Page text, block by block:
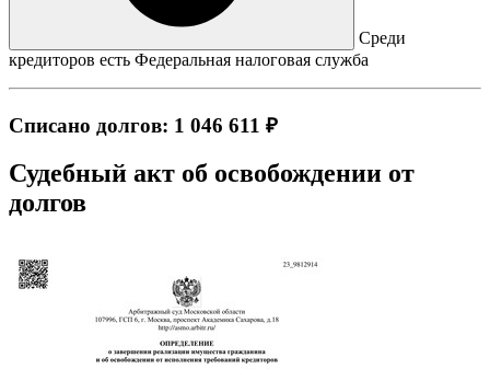
Среди
кредиторов есть Федеральная налоговая служба
Списано долгов: 1 046 611 ₽
Судебный акт об освобождении от
долгов